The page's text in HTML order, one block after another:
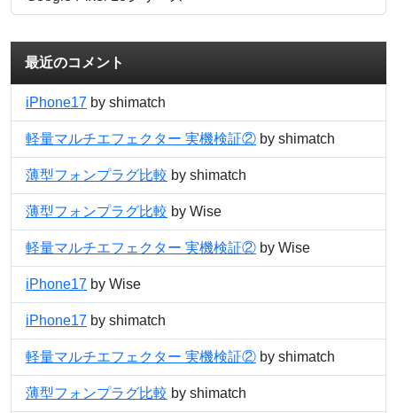
最近のコメント
iPhone17 by shimatch
軽量マルチエフェクター 実機検証② by shimatch
薄型フォンプラグ比較 by shimatch
薄型フォンプラグ比較 by Wise
軽量マルチエフェクター 実機検証② by Wise
iPhone17 by Wise
iPhone17 by shimatch
軽量マルチエフェクター 実機検証② by shimatch
薄型フォンプラグ比較 by shimatch